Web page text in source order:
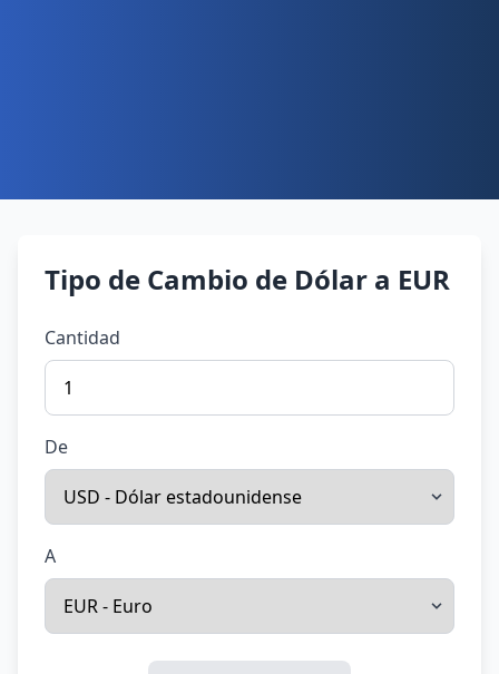
Tipo de Cambio de Dólar a EUR
Cantidad
De
A